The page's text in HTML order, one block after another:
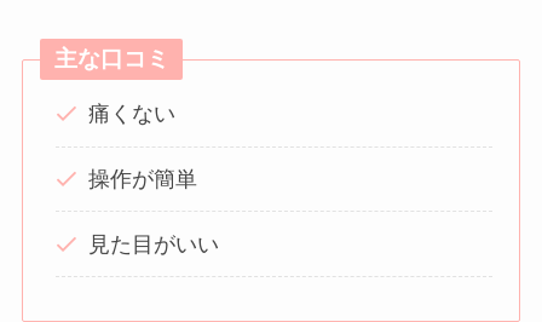
主な口コミ
痛くない
操作が簡単
見た目がいい